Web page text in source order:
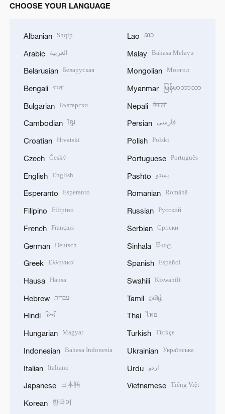
CHOOSE YOUR LANGUAGE
Albanian Shqip
Arabic العربية
Belarusian Беларуская
Bengali বাংলা
Bulgarian Български
Cambodian ខ្មែរ
Croatian Hrvatski
Czech Český
English English
Esperanto Esperanto
Filipino Filipino
French Français
German Deutsch
Greek Ελληνικά
Hausa Hausa
Hebrew עברית
Hindi हिन्दी
Hungarian Magyar
Indonesian Bahasa Indonesia
Italian Italiano
Japanese 日本語
Korean 한국어
Lao ລາວ
Malay Bahasa Melayu
Mongolian Монгол
Myanmar မြန်မာဘာသာ
Nepali नेपाली
Persian فارسی
Polish Polski
Portuguese Português
Pashto پښتو
Romanian Română
Russian Русский
Serbian Српски
Sinhala සිංහල
Spanish Español
Swahili Kiswahili
Tamil தமிழ்
Thai ไทย
Turkish Türkçe
Ukrainian Українська
Urdu اردو
Vietnamese Tiếng Việt